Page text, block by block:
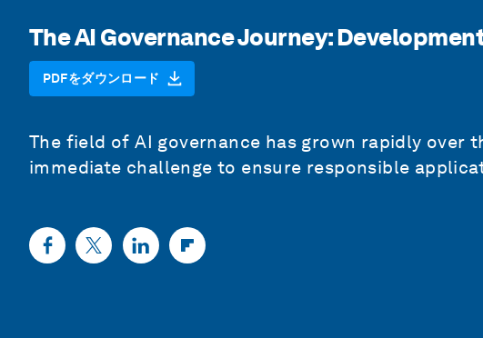
The AI Governance Journey:
PDFをダウンロード
The field of AI governance has grown rapidly over
immediate challenge to ensure responsible